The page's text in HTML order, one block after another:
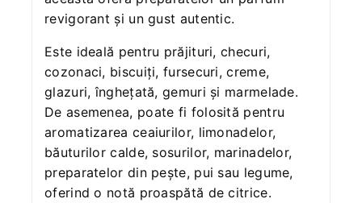
revigorant și un gust autentic.
Este ideală pentru prăjituri, checuri,
cozonaci, biscuiți, fursecuri, creme,
glazuri, înghețată, gemuri și marmelade.
De asemenea, poate fi folosită pentru
aromatizarea ceaiurilor, limonadelor,
băuturilor calde, sosurilor, marinadelor,
preparatelor din pește, pui sau legume,
oferind o notă proaspătă de citrice.